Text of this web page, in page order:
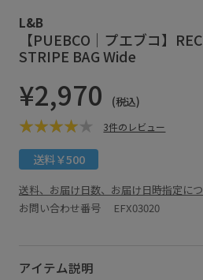
L&B
【PUEBCO｜プエブコ】
STRIPE BAG Wide
¥2,970 (税込)
3件のレビュー
送料￥500
送料、お届け日数、お届け日時指定に
お問い合わせ番号 EFX03020
アイテム説明